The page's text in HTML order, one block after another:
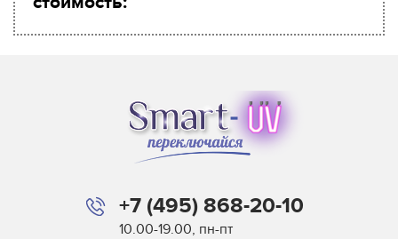
+7 (495) 868-20-10
10.00-19.00, пн-пт